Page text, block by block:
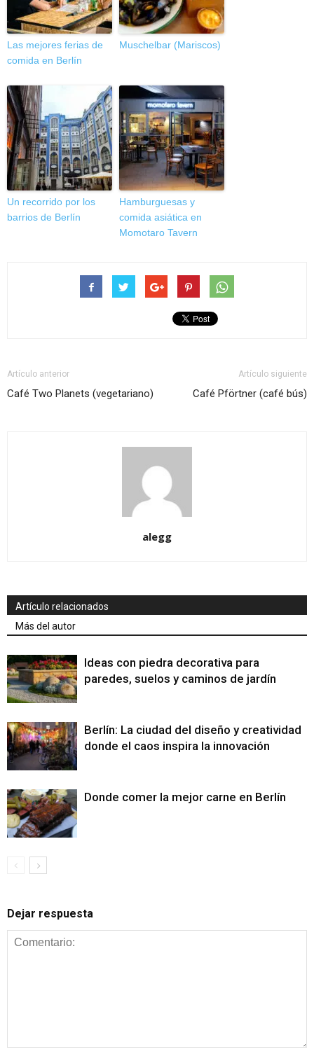
Las mejores ferias de
comida en Berlín
Muschelbar (Mariscos)
Un recorrido por los
barrios de Berlín
Hamburguesas y
comida asiática en
Momotaro Tavern
Artículo anterior
Café Two Planets (vegetariano)
Artículo siguiente
Café Pförtner (café bús)
alegg
Artículo relacionados
Más del autor
Ideas con piedra decorativa para
paredes, suelos y caminos de jardín
Berlín: La ciudad del diseño y creatividad
donde el caos inspira la innovación
Donde comer la mejor carne en Berlín
Dejar respuesta